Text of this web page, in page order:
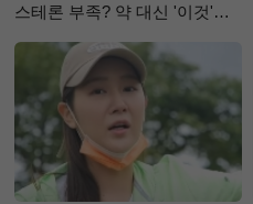
스테론 부족? 약 대신 '이것'으